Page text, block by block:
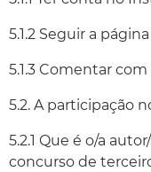
5.1.2 Seguir a
5.1.3 Comentar
5.2. A participação
5.2.1 Que é o/a
concurso de